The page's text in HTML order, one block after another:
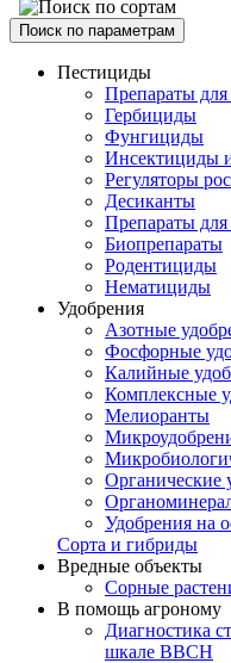
Поиск по параметрам
Пестициды
Препараты для
Гербициды
Фунгициды
Инсектициды
Регуляторы
Десиканты
Препараты для
Биопрепараты
Родентициды
Нематициды
Удобрения
Азотные
Фосфорные
Калийные
Комплексные
Мелиоранты
Органические
Удобрения на
Сорта и гибриды
Вредные объекты
Сорные
В помощь агроному
Диагностика
шкале ВВСН